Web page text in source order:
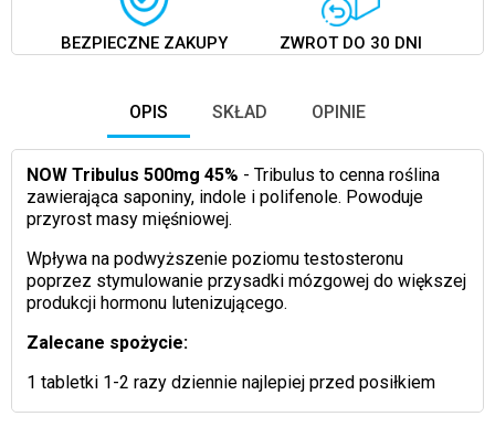
BEZPIECZNE ZAKUPY ZWROT DO 30 DNI
OPIS SKŁAD OPINIE
NOW Tribulus 500mg 45% - Tribulus to cenna roślina
zawierająca saponiny, indole i polifenole. Powoduje
przyrost masy mięśniowej.
Wpływa na podwyższenie poziomu testosteronu
poprzez stymulowanie przysadki mózgowej do większej
produkcji hormonu lutenizującego.
Zalecane spożycie:
1 tabletki 1-2 razy dziennie najlepiej przed posiłkiem